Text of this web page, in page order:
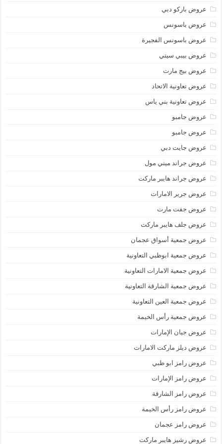
عروض باركو دبي
عروض باسونس
عروض باسونس الفجيرة
عروض بيبي سيتي
عروض بيج مارت
عروض تعاونية الاتحاد
عروض تعاونية بني ياس
عروض جامبو
عروض جامبو
عروض جايت دبي
عروض جراند ميني مول
عروض جراند هايبر ماركت
عروض جرير الامارات
عروض جفت مارت
عروض جلف هايبر ماركت
عروض جمعية أسواق عجمان
عروض جمعية ابوظبي التعاونية
عروض جمعية الامارات التعاونية
عروض جمعية الشارقة التعاونية
عروض جمعية العين التعاونية
عروض جمعية رأس الخيمة
عروض جيان الإمارات
عروض ديلز ماركت الامارات
عروض رامز ابو ظبي
عروض رامز الإمارات
عروض رامز الشارقة
عروض رامز رأس الخيمة
عروض رامز عجمان
عروض رشيز هايبر ماركت